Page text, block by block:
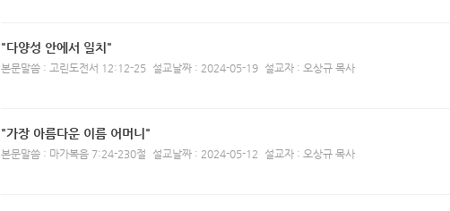
"다양성 안에서 일치"
본문말씀 : 고린도전서 12:12-25 설교날짜 : 2024-05-19 설교자 : 오상규 목사
"가장 아름다운 이름 어머니"
본문말씀 : 마가복음 7:24-230절 설교날짜 : 2024-05-12 설교자 : 오상규 목사